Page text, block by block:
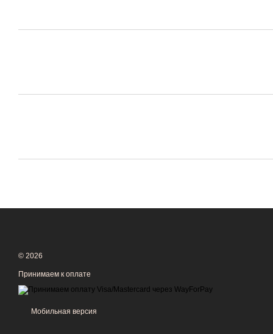
© 2026
Принимаем к оплате
Мобильная версия